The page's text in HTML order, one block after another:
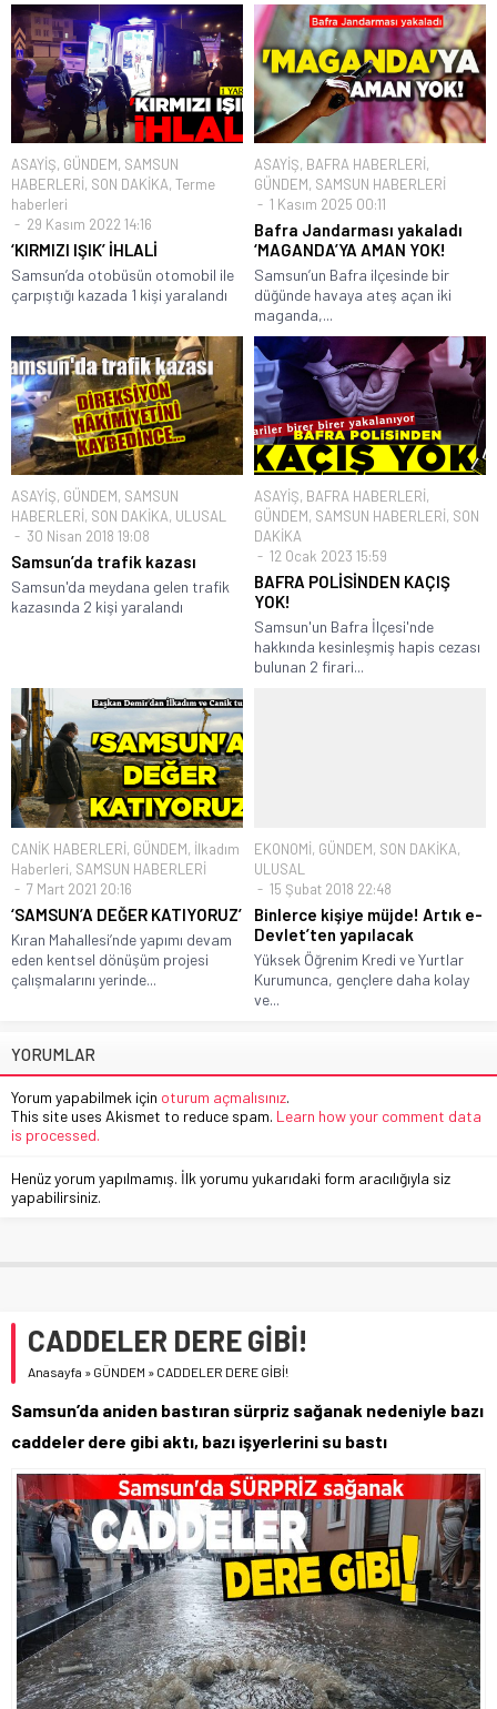
ASAYİŞ, GÜNDEM, SAMSUN
HABERLERİ, SON DAKİKA, Terme
haberleri
29 Kasım 2022 14:16
‘KIRMIZI IŞIK’ İHLALİ
Samsun’da otobüsün otomobil ile
çarpıştığı kazada 1 kişi yaralandı
ASAYİŞ, BAFRA HABERLERİ,
GÜNDEM, SAMSUN HABERLERİ
1 Kasım 2025 00:11
Bafra Jandarması yakaladı
‘MAGANDA’YA AMAN YOK!
Samsun’un Bafra ilçesinde bir
düğünde havaya ateş açan iki
maganda,...
ASAYİŞ, GÜNDEM, SAMSUN
HABERLERİ, SON DAKİKA, ULUSAL
30 Nisan 2018 19:08
Samsun’da trafik kazası
Samsun'da meydana gelen trafik
kazasında 2 kişi yaralandı
ASAYİŞ, BAFRA HABERLERİ,
GÜNDEM, SAMSUN HABERLERİ, SON
DAKİKA
12 Ocak 2023 15:59
BAFRA POLİSİNDEN KAÇIŞ
YOK!
Samsun'un Bafra İlçesi'nde
hakkında kesinleşmiş hapis cezası
bulunan 2 firari...
CANİK HABERLERİ, GÜNDEM, İlkadım
Haberleri, SAMSUN HABERLERİ
7 Mart 2021 20:16
‘SAMSUN’A DEĞER KATIYORUZ’
Kıran Mahallesi’nde yapımı devam
eden kentsel dönüşüm projesi
çalışmalarını yerinde...
EKONOMİ, GÜNDEM, SON DAKİKA,
ULUSAL
15 Şubat 2018 22:48
Binlerce kişiye müjde! Artık e-
Devlet’ten yapılacak
Yüksek Öğrenim Kredi ve Yurtlar
Kurumunca, gençlere daha kolay
ve...
YORUMLAR
Yorum yapabilmek için oturum açmalısınız.
This site uses Akismet to reduce spam. Learn how your comment data
is processed.
Henüz yorum yapılmamış. İlk yorumu yukarıdaki form aracılığıyla siz
yapabilirsiniz.
CADDELER DERE GİBİ!
Anasayfa » GÜNDEM » CADDELER DERE GİBİ!
Samsun’da aniden bastıran sürpriz sağanak nedeniyle bazı
caddeler dere gibi aktı, bazı işyerlerini su bastı